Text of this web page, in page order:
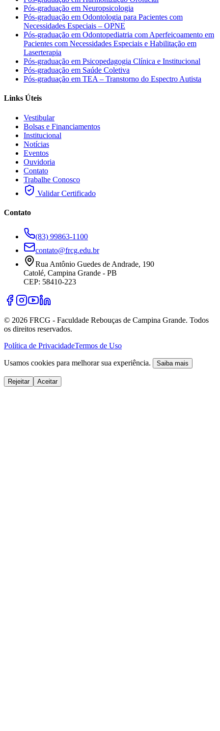
Pós-graduação em Neuropsicologia
Pós-graduação em Odontologia para Pacientes com
Necessidades Especiais – OPNE
Pós-graduação em Odontopediatria com Aperfeiçoamento em
Pacientes com Necessidades Especiais e Habilitação em
Laserterapia
Pós-graduação em Psicopedagogia Clínica e Institucional
Pós-graduação em Saúde Coletiva
Pós-graduação em TEA – Transtorno do Espectro Autista
Links Úteis
Vestibular
Bolsas e Financiamentos
Institucional
Notícias
Eventos
Ouvidoria
Contato
Trabalhe Conosco
Validar Certificado
Contato
(83) 99863-1100
contato@frcg.edu.br
Rua Antônio Guedes de Andrade, 190
Catolé, Campina Grande - PB
CEP: 58410-223
© 2026 FRCG - Faculdade Rebouças de Campina Grande. Todos
os direitos reservados.
Política de PrivacidadeTermos de Uso
Usamos cookies para melhorar sua experiência. Saiba mais
Rejeitar Aceitar